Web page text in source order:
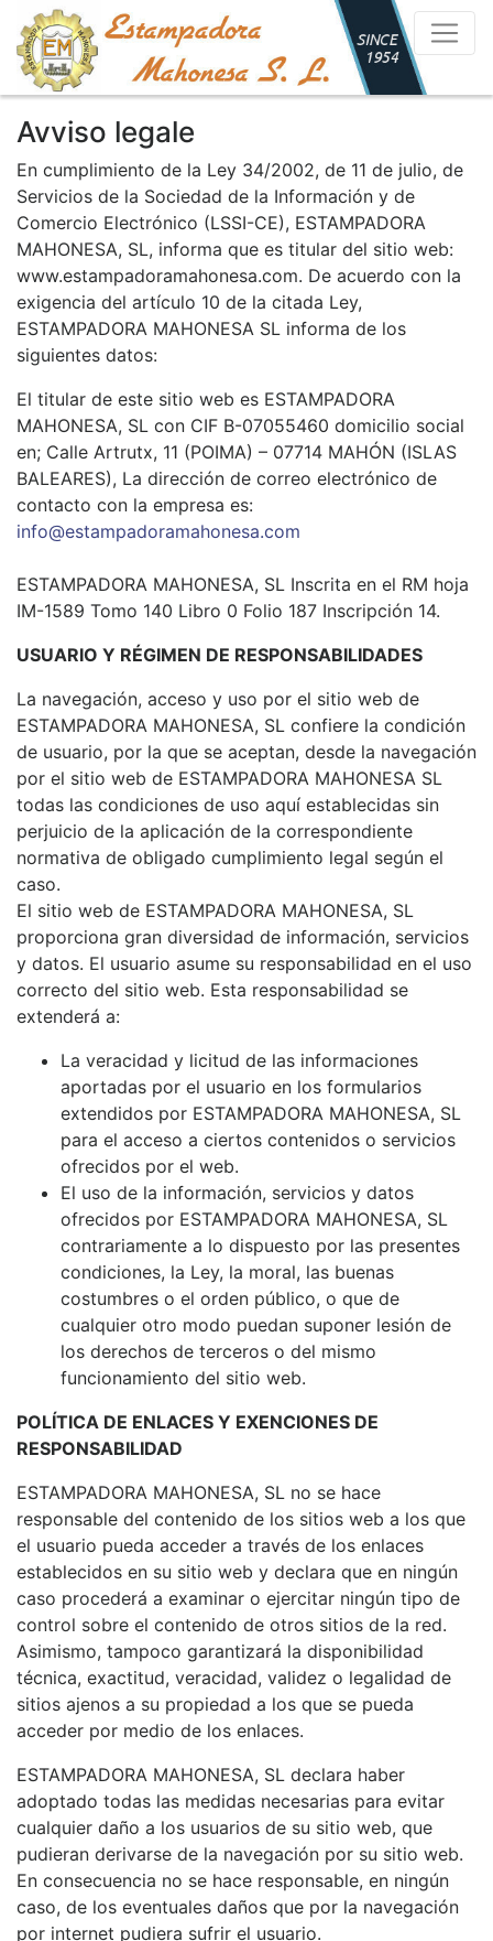
Avviso legale
En cumplimiento de la Ley 34/2002, de 11 de julio, de
Servicios de la Sociedad de la Información y de
Comercio Electrónico (LSSI-CE), ESTAMPADORA
MAHONESA, SL, informa que es titular del sitio web:
www.estampadoramahonesa.com. De acuerdo con la
exigencia del artículo 10 de la citada Ley,
ESTAMPADORA MAHONESA SL informa de los
siguientes datos:
El titular de este sitio web es ESTAMPADORA
MAHONESA, SL con CIF B-07055460 domicilio social
en; Calle Artrutx, 11 (POIMA) – 07714 MAHÓN (ISLAS
BALEARES), La dirección de correo electrónico de
contacto con la empresa es:
info@estampadoramahonesa.com
ESTAMPADORA MAHONESA, SL Inscrita en el RM hoja
IM-1589 Tomo 140 Libro 0 Folio 187 Inscripción 14.
USUARIO Y RÉGIMEN DE RESPONSABILIDADES
La navegación, acceso y uso por el sitio web de
ESTAMPADORA MAHONESA, SL confiere la condición
de usuario, por la que se aceptan, desde la navegación
por el sitio web de ESTAMPADORA MAHONESA SL
todas las condiciones de uso aquí establecidas sin
perjuicio de la aplicación de la correspondiente
normativa de obligado cumplimiento legal según el
caso.
El sitio web de ESTAMPADORA MAHONESA, SL
proporciona gran diversidad de información, servicios
y datos. El usuario asume su responsabilidad en el uso
correcto del sitio web. Esta responsabilidad se
extenderá a:
La veracidad y licitud de las informaciones
aportadas por el usuario en los formularios
extendidos por ESTAMPADORA MAHONESA, SL
para el acceso a ciertos contenidos o servicios
ofrecidos por el web.
El uso de la información, servicios y datos
ofrecidos por ESTAMPADORA MAHONESA, SL
contrariamente a lo dispuesto por las presentes
condiciones, la Ley, la moral, las buenas
costumbres o el orden público, o que de
cualquier otro modo puedan suponer lesión de
los derechos de terceros o del mismo
funcionamiento del sitio web.
POLÍTICA DE ENLACES Y EXENCIONES DE
RESPONSABILIDAD
ESTAMPADORA MAHONESA, SL no se hace
responsable del contenido de los sitios web a los que
el usuario pueda acceder a través de los enlaces
establecidos en su sitio web y declara que en ningún
caso procederá a examinar o ejercitar ningún tipo de
control sobre el contenido de otros sitios de la red.
Asimismo, tampoco garantizará la disponibilidad
técnica, exactitud, veracidad, validez o legalidad de
sitios ajenos a su propiedad a los que se pueda
acceder por medio de los enlaces.
ESTAMPADORA MAHONESA, SL declara haber
adoptado todas las medidas necesarias para evitar
cualquier daño a los usuarios de su sitio web, que
pudieran derivarse de la navegación por su sitio web.
En consecuencia no se hace responsable, en ningún
caso, de los eventuales daños que por la navegación
por internet pudiera sufrir el usuario.